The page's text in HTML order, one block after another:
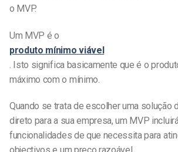
o MVP.
Um MVP é o
produto mínimo viável
. Isto significa basicamente que é o
máximo com o mínimo.
Quando se trata de escolher uma solução
direto para a sua empresa, um MVP
funcionalidades de que necessita para